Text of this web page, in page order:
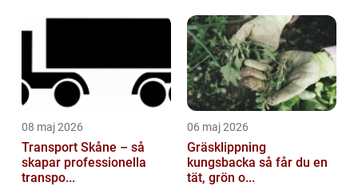
08 maj 2026
Transport Skåne – så
skapar professionella
transpo...
06 maj 2026
Gräsklippning
kungsbacka så får du en
tät, grön o...